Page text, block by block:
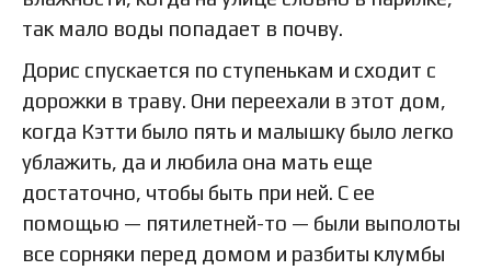
так мало воды попадает в почву.
Дорис спускается по ступенькам и сходит с
дорожки в траву. Они переехали в этот дом,
когда Кэтти было пять и малышку было легко
ублажить, да и любила она мать еще
достаточно, чтобы быть при ней. С ее
помощью — пятилетней-то — были выполоты
все сорняки перед домом и разбиты клумбы